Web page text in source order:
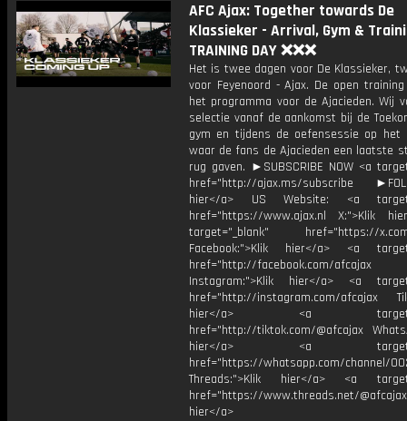
AFC Ajax: Together towards De
Klassieker - Arrival, Gym &
TRAINING DAY ❌❌❌
Het is twee dagen voor De Klassieker,
voor Feyenoord - Ajax. De open
het programma voor de Ajacieden. Wij
selectie vanaf de aankomst bij de
gym en tijdens de oefensessie op het
waar de fans de Ajacieden een laatste
rug gaven. ►SUBSCRIBE NOW <a
href="http://ajax.ms/subscribe
hier</a> US Website: <a
href="https://www.ajax.nl X:">Klik
target="_blank" href="https://x.com/
Facebook:">Klik hier</a> <a
href="http://facebook.com/afcajax
Instagram:">Klik hier</a> <a
href="http://instagram.com/afcajax
hier</a> <a
href="http://tiktok.com/@afcajax
hier</a> <a
href="https://whatsapp.com/channel/
Threads:">Klik hier</a> <a
href="https://www.threads.net/
hier</a>